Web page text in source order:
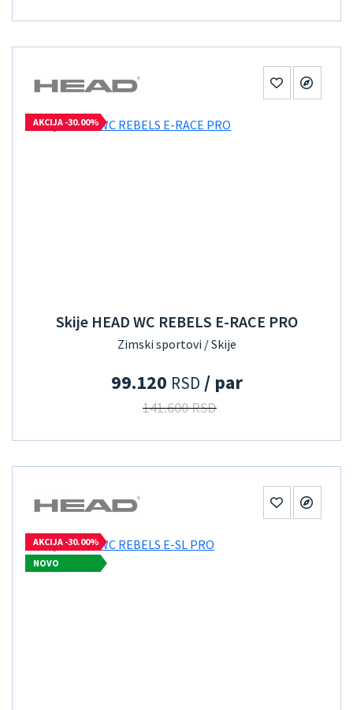
AKCIJA -30.00%
Skije HEAD WC REBELS E-RACE PRO
Zimski sportovi / Skije
99.120 RSD / par
141.600 RSD
AKCIJA -30.00%
NOVO